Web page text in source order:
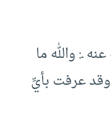
ـ: والله ما
عرفت بأيِّ